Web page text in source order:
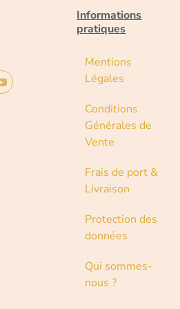
Informations
pratiques
Mentions
Légales
Conditions
Générales de
Vente
Frais de port &
Livraison
Protection des
données
Qui sommes-
nous ?